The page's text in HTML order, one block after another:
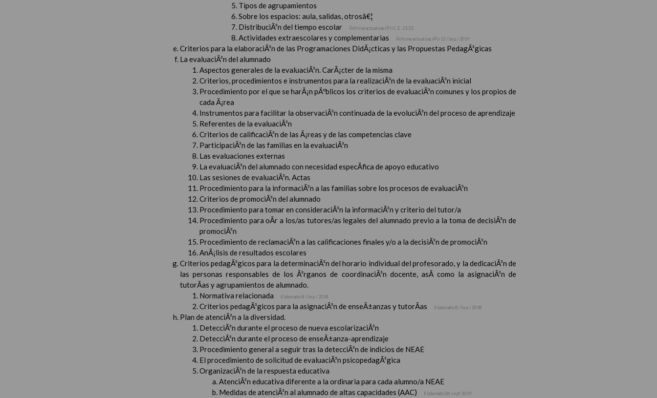
Tipos de agrupamientos
Sobre los espacios: aula, salidas, otrosâ€¦
DistribuciÃ³n del tiempo escolar
Ãšltima actualizaciÃ³n C.E. 21/22
Actividades extraescolares y complementarias Ãšltima actualizaciÃ³n 13 / Sep / 2019
Criterios para la elaboraciÃ³n de las Programaciones DidÃ¡cticas y las Propuestas PedagÃ³gicas
La evaluaciÃ³n del alumnado
Aspectos generales de la evaluaciÃ³n. CarÃ¡cter de la misma
Criterios, procedimientos e instrumentos para la realizaciÃ³n de la evaluaciÃ³n inicial
Procedimiento por el que se harÃ¡n pÃºblicos los criterios de evaluaciÃ³n comunes y los propios de
cada Ã¡rea
Instrumentos para facilitar la observaciÃ³n continuada de la evoluciÃ³n del proceso de aprendizaje
Referentes de la evaluaciÃ³n
Criterios de calificaciÃ³n de las Ã¡reas y de las competencias clave
ParticipaciÃ³n de las familias en la evaluaciÃ³n
Las evaluaciones externas
La evaluaciÃ³n del alumnado con necesidad especÃ­fica de apoyo educativo
Las sesiones de evaluaciÃ³n. Actas
Procedimiento para la informaciÃ³n a las familias sobre los procesos de evaluaciÃ³n
Criterios de promociÃ³n del alumnado
Procedimiento para tomar en consideraciÃ³n la informaciÃ³n y criterio del tutor/a
Procedimiento para oÃ­r a los/as tutores/as legales del alumnado previo a la toma de decisiÃ³n de
promociÃ³n
Procedimiento de reclamaciÃ³n a las calificaciones finales y/o a la decisiÃ³n de promociÃ³n
AnÃ¡lisis de resultados escolares
Criterios pedagÃ³gicos para la determinaciÃ³n del horario individual del profesorado, y la dedicaciÃ³n de
las personas responsables de los Ã³rganos de coordinaciÃ³n docente, asÃ­ como la asignaciÃ³n de
tutorÃ­as y agrupamientos de alumnado.
Normativa relacionada
Elaborado 8 / Sep / 2018
Criterios pedagÃ³gicos para la asignaciÃ³n de enseÃ±anzas y tutorÃ­as Elaborado 8 / Sep / 2018
Plan de atenciÃ³n a la diversidad.
DetecciÃ³n durante el proceso de nueva escolarizaciÃ³n
DetecciÃ³n durante el proceso de enseÃ±anza-aprendizaje
Procedimiento general a seguir tras la detecciÃ³n de indicios de NEAE
El procedimiento de solicitud de evaluaciÃ³n psicopedagÃ³gica
OrganizaciÃ³n de la respuesta educativa
AtenciÃ³n educativa diferente a la ordinaria para cada alumno/a NEAE
Medidas de atenciÃ³n al alumnado de altas capacidades (AAC)
Elaborado 06 sept 2019